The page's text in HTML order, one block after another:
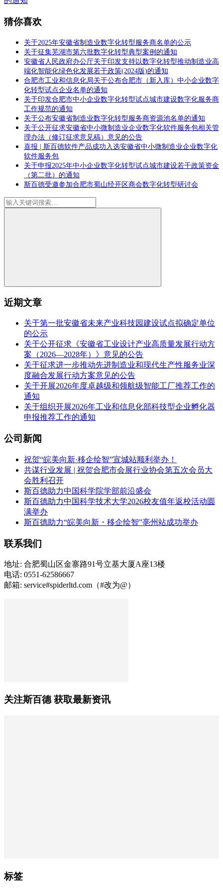
猜你喜欢
关于2025年安徽省制造业数字化转型服务商名单的公示
关于征集芜湖市第六批数字化转型典型案例的通知
安徽省人民政府办公厅关于印发支持以数字化转型推动制造业高
端化智能化绿色化发展若干政策(2024版)的通知
合肥市工业和信息化局关于公布合肥市（新入库）中小企业数字
化转型试点企业名单的通知
关于印发合肥市中小企业数字化转型试点城市建设数字化服务商
工作规范的通知
关于公布安徽省制造业数字化转型服务商资源池名单的通知
关于公开征求安徽省中小微制造业企业数字化软件服务包相关管
理办法（修订征求意见稿）意见的公告
喜报 | 斯百德软件产品成功入选安徽省中小微制造业企业数字化
软件服务包
关于申报2025年中小企业数字化转型试点城市建设若干政策资金
（第二批）的通知
斯百德受邀参加合肥市蜀山经开区商会数字化转型研讨会
近期文章
关于第一批安徽省未来产业科技园建设试点拟确定单位
的公示
关于公开征求《安徽省工业设计产业高质量发展行动方
案（2026—2028年）》意见的公告
关于征求进一步推动先进制造业和现代生产性服务业深
度融合发展行动方案意见的公告
关于开展2026年度卓越级和领航级智能工厂推荐工作的
通知
关于组织开展2026年工业和信息化部科技型企业孵化器
申报推荐工作的通知
公司新闻
祝贺“皖美向新·移企绘智”宣城站顺利举办！
共谋行业发展 | 祝贺合肥市会展行业协会第五次会员大
会胜利召开
斯百德助力中国科学院学部前沿盛会
斯百德助力中国科学技术大学2026校友值年返校活动圆
满举办
斯百德助力“皖美向新・移企绘智”亳州站成功举办
联系我们
地址: 合肥蜀山区金寨路91号立基大厦A座13楼
电话: 0551-62586667
邮箱: service#spiderltd.com（#改为@）
关注斯百德 获取最新资讯
标签